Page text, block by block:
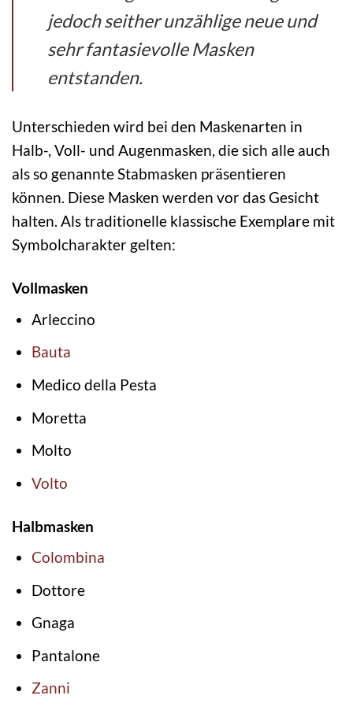
jedoch seither unzählige neue und
sehr fantasievolle Masken
entstanden.
Unterschieden wird bei den Maskenarten in
Halb-, Voll- und Augenmasken, die sich alle auch
als so genannte Stabmasken präsentieren
können. Diese Masken werden vor das Gesicht
halten. Als traditionelle klassische Exemplare mit
Symbolcharakter gelten:
Vollmasken
Arleccino
Bauta
Medico della Pesta
Moretta
Molto
Volto
Halbmasken
Colombina
Dottore
Gnaga
Pantalone
Zanni